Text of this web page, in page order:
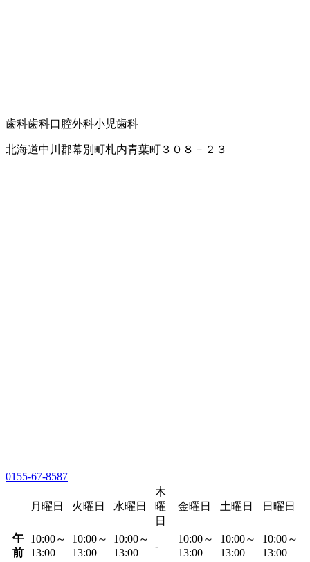
歯科歯科口腔外科小児歯科
北海道中川郡幕別町札内青葉町３０８－２３
0155-67-8587
月曜日 火曜日 水曜日
木
曜
日
金曜日 土曜日 日曜日
午
前
10:00～
13:00
10:00～
13:00
10:00～
13:00
-
10:00～
13:00
10:00～
13:00
10:00～
13:00